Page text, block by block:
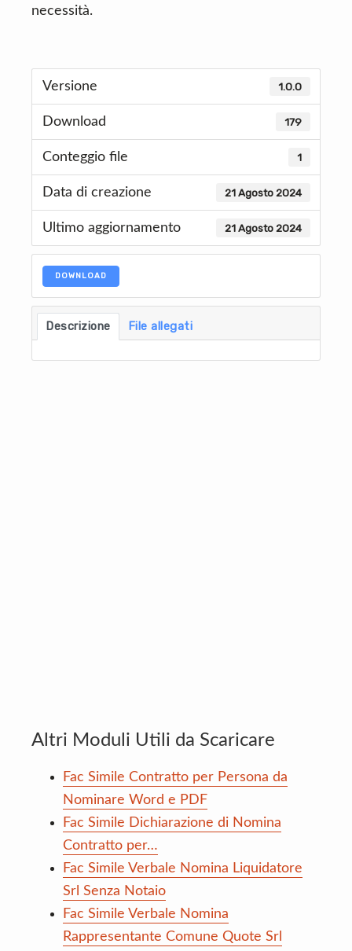
necessità.
Versione 1.0.0
Download 179
Conteggio file 1
Data di creazione 21 Agosto 2024
Ultimo aggiornamento 21 Agosto 2024
DOWNLOAD
Descrizione File allegati
Altri Moduli Utili da Scaricare
Fac Simile Contratto per Persona da
Nominare Word e PDF
Fac Simile Dichiarazione di Nomina
Contratto per…
Fac Simile Verbale Nomina Liquidatore
Srl Senza Notaio
Fac Simile Verbale Nomina
Rappresentante Comune Quote Srl